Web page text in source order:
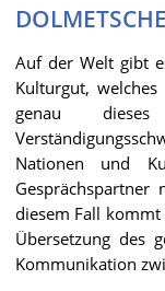
Auf der Welt gibt
Kulturgut,
genau
Nationen und
diesem Fall
Übersetzung des
Kommunikation